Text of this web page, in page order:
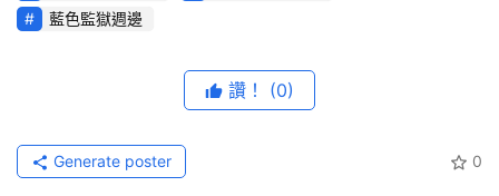
綜
口
碑
區地下街第二廣場
必拍八大打卡點動漫中同款球門框「射
還沒到快閃店就看到集結潔 世一、糸師 凜及凪 誠士郎等主
藍色監獄週邊
讚！ (0)
0
Generate poster